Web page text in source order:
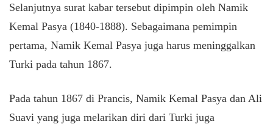
Selanjutnya surat kabar tersebut dipimpin oleh Namik
Kemal Pasya (1840-1888). Sebagaimana pemimpin
pertama, Namik Kemal Pasya juga harus meninggalkan
Turki pada tahun 1867.
Pada tahun 1867 di Prancis, Namik Kemal Pasya dan Ali
Suavi yang juga melarikan diri dari Turki juga